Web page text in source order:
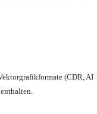
(CDR, AI